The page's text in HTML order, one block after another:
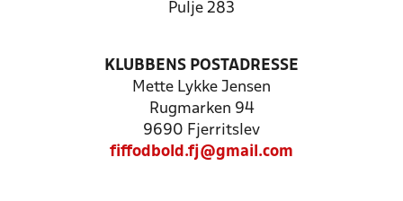
Pulje 283
KLUBBENS POSTADRESSE
Mette Lykke Jensen
Rugmarken 94
9690 Fjerritslev
fiffodbold.fj@gmail.com